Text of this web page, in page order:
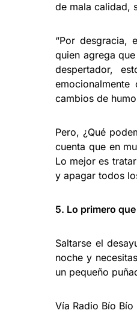
de mala calidad,
“Por desgracia,
quien agrega
despertador,
cambios de
Pero, ¿Qué
cuenta que en
Lo mejor es
y apagar todos
5. Lo primero
Saltarse el
noche y
un pequeño
Vía Radio Bío Bío